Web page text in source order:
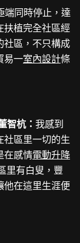
端同時停止，達
扶植完全社區經
社區，不只構成
易一室內設計條
智杭： 我感到
社區里一切的生
在感情電動升降
里有白叟，豐
他在這里生涯便